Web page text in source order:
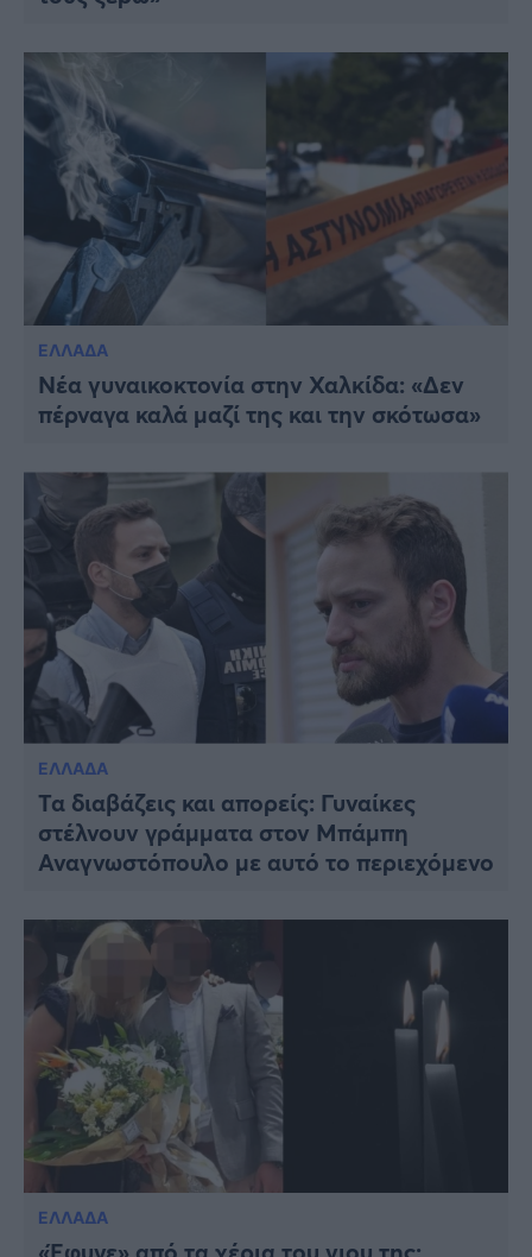
ΕΛΛΑΔΑ
Νέα γυναικοκτονία στην Χαλκίδα: «Δεν
πέρναγα καλά μαζί της και την σκότωσα»
ΕΛΛΑΔΑ
Τα διαβάζεις και απορείς: Γυναίκες
στέλνουν γράμματα στον Μπάμπη
Αναγνωστόπουλο με αυτό το περιεχόμενο
ΕΛΛΑΔΑ